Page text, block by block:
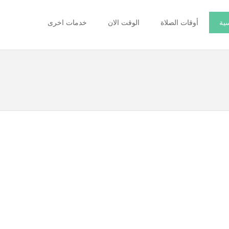
أوقات الصلاة الوقت الان خدمات اخرى